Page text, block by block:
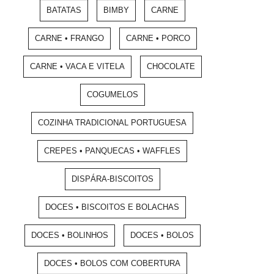
BATATAS BIMBY CARNE
CARNE • FRANGO CARNE • PORCO
CARNE • VACA E VITELA CHOCOLATE
COGUMELOS
COZINHA TRADICIONAL PORTUGUESA
CREPES • PANQUECAS • WAFFLES
DISPÁRA-BISCOITOS
DOCES • BISCOITOS E BOLACHAS
DOCES • BOLINHOS DOCES • BOLOS
DOCES • BOLOS COM COBERTURA